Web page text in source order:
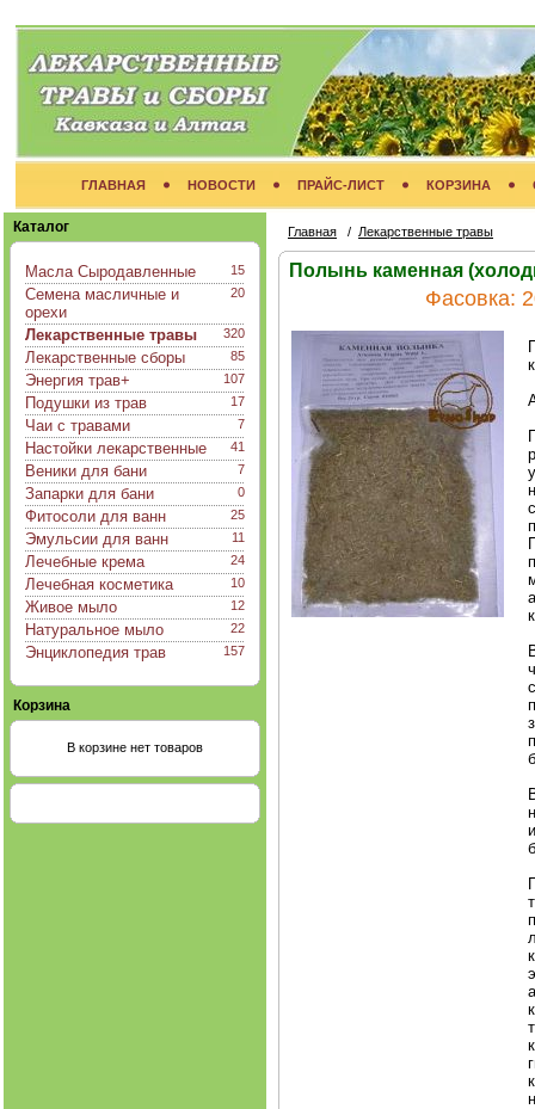
ГЛАВНАЯ НОВОСТИ ПРАЙС-ЛИСТ КОРЗИНА
Каталог
15
Масла Сыродавленные
20
Семена масличные и
орехи
320
Лекарственные травы
85
Лекарственные сборы
107
Энергия трав+
17
Подушки из трав
7
Чаи с травами
41
Настойки лекарственные
7
Веники для бани
0
Запарки для бани
25
Фитосоли для ванн
11
Эмульсии для ванн
24
Лечебные крема
10
Лечебная косметика
12
Живое мыло
22
Натуральное мыло
157
Энциклопедия трав
Корзина
В корзине нет товаров
Главная / Лекарственные травы
Полынь каменная
Фасовка: